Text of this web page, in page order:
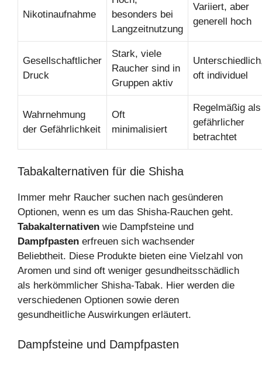
Nikotinaufnahme
besonders bei
Langzeitnutzung
Variiert, aber
generell hoch
Gesellschaftlicher
Druck
Stark, viele
Raucher sind in
Gruppen aktiv
oft individuel
Wahrnehmung
der Gefährlichkeit
Oft
minimalisiert
Regelmäßig als
gefährlicher
betrachtet
Tabakalternativen für die Shisha
Immer mehr Raucher suchen nach gesünderen
Optionen, wenn es um das Shisha-Rauchen geht.
Tabakalternativen wie Dampfsteine und
Dampfpasten erfreuen sich wachsender
Beliebtheit. Diese Produkte bieten eine Vielzahl von
Aromen und sind oft weniger gesundheitsschädlich
als herkömmlicher Shisha-Tabak. Hier werden die
verschiedenen Optionen sowie deren
gesundheitliche Auswirkungen erläutert.
Dampfsteine und Dampfpasten